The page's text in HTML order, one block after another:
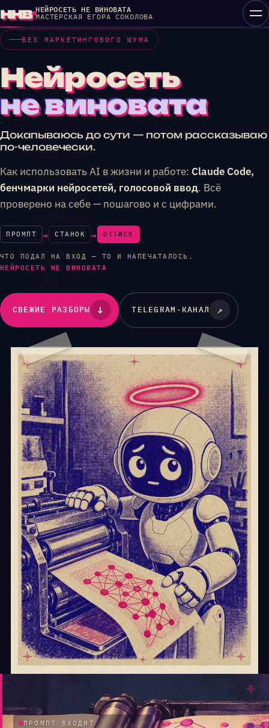
Перейти
к
контенту
ннв НЕЙРОСЕТЬ НЕ ВИНОВАТА
МАСТЕРСКАЯ ЕГОРА СОКОЛОВА
БЕЗ МАРКЕТИНГОВОГО ШУМА
Нейросеть
не виновата
Докапываюсь до сути — потом рассказываю
по-человечески.
Как использовать AI в жизни и работе: Claude Code,
бенчмарки нейросетей, голосовой ввод. Всё
проверено на себе — пошагово и с цифрами.
ПРОМПТ → СТАНОК → ОТТИСК
ЧТО ПОДАЛ НА ВХОД — ТО И НАПЕЧАТАЛОСЬ.
НЕЙРОСЕТЬ НЕ ВИНОВАТА
СВЕЖИЕ РАЗБОРЫ ↓ TELEGRAM-КАНАЛ ↗
ПРОМПТ ВХОДИТ